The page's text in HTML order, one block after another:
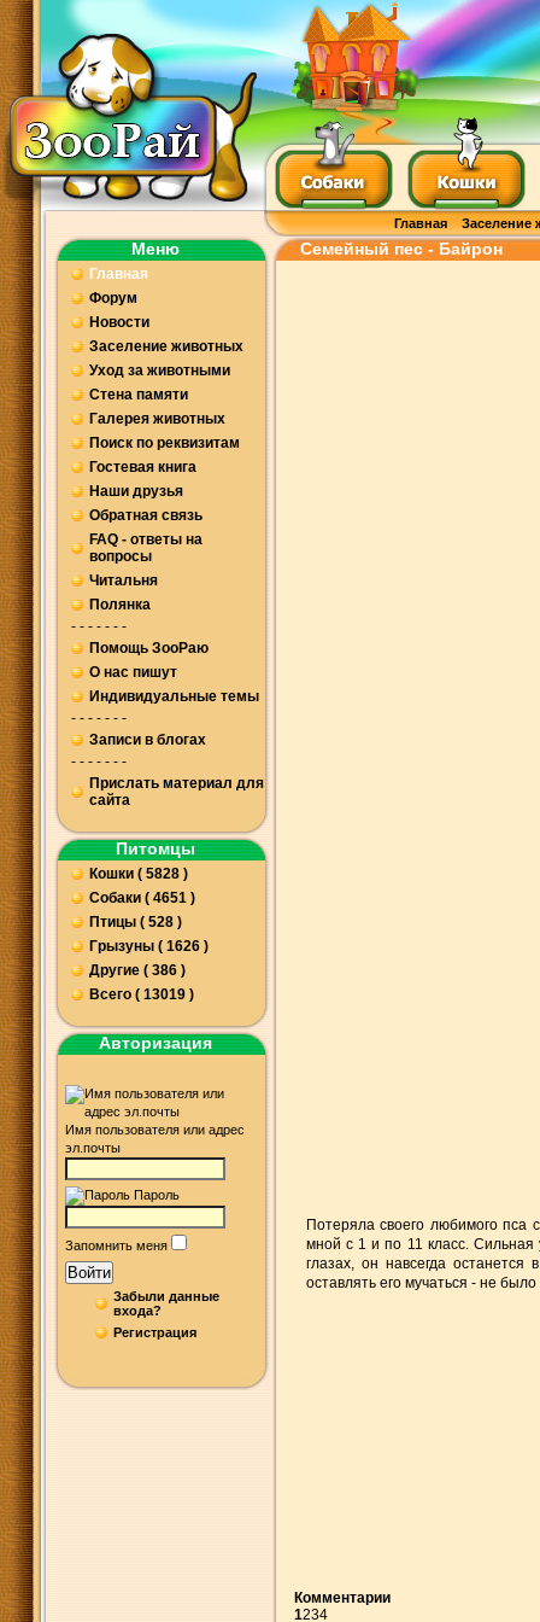
Главная Заселение
Меню
Главная
Форум
Новости
Заселение животных
Уход за животными
Стена памяти
Галерея животных
Поиск по реквизитам
Гостевая книга
Наши друзья
Обратная связь
FAQ - ответы на
вопросы
Читальня
Полянка
- - - - - - -
Помощь ЗооРаю
О нас пишут
Индивидуальные темы
- - - - - - -
Записи в блогах
- - - - - - -
Прислать материал для
сайта
Питомцы
Кошки ( 5828 )
Собаки ( 4651 )
Птицы ( 528 )
Грызуны ( 1626 )
Другие ( 386 )
Всего ( 13019 )
Авторизация
Имя пользователя или адрес
эл.почты
Пароль
Запомнить меня
Войти
Забыли данные
входа?
Регистрация
Семейный пес - Байрон
Потеряла своего любимого
мной с 1 и по 11 класс. Сильная
глазах, он навсегда
оставлять его мучаться - не
Комментарии
1234